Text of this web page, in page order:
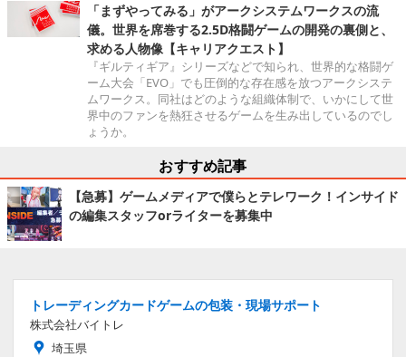
「まずやってみる」がアークシステムワークスの流
儀。世界を席巻する2.5D格闘ゲームの開発の裏側と、
求める人物像【キャリアクエスト】
『ギルティギア』シリーズなどで知られ、世界的な格闘ゲ
ーム大会「EVO」でも圧倒的な存在感を放つアークシステ
ムワークス。同社はどのような組織体制で、いかにして世
界中のファンを熱狂させるゲームを生み出しているのでし
ょうか。
おすすめ記事
【急募】ゲームメディアで僕らとテレワーク！インサイド
の編集スタッフorライターを募集中
トレーディングカードゲームの包装・現場サポート
株式会社バイトレ
埼玉県